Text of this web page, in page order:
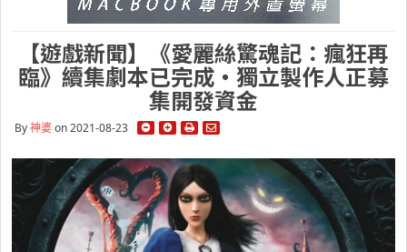
【遊戲新聞】《愛麗絲驚魂記：瘋狂再
臨》續集劇本已完成・獨立製作人正募
集開發資金
By神婆on 2021-08-23